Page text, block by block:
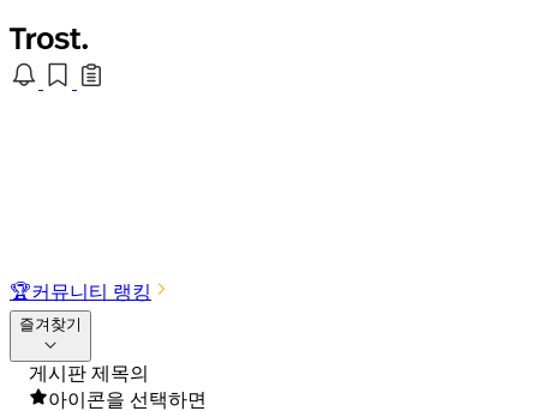
🏆커뮤니티 랭킹
즐겨찾기
게시판 제목의
아이콘을 선택하면